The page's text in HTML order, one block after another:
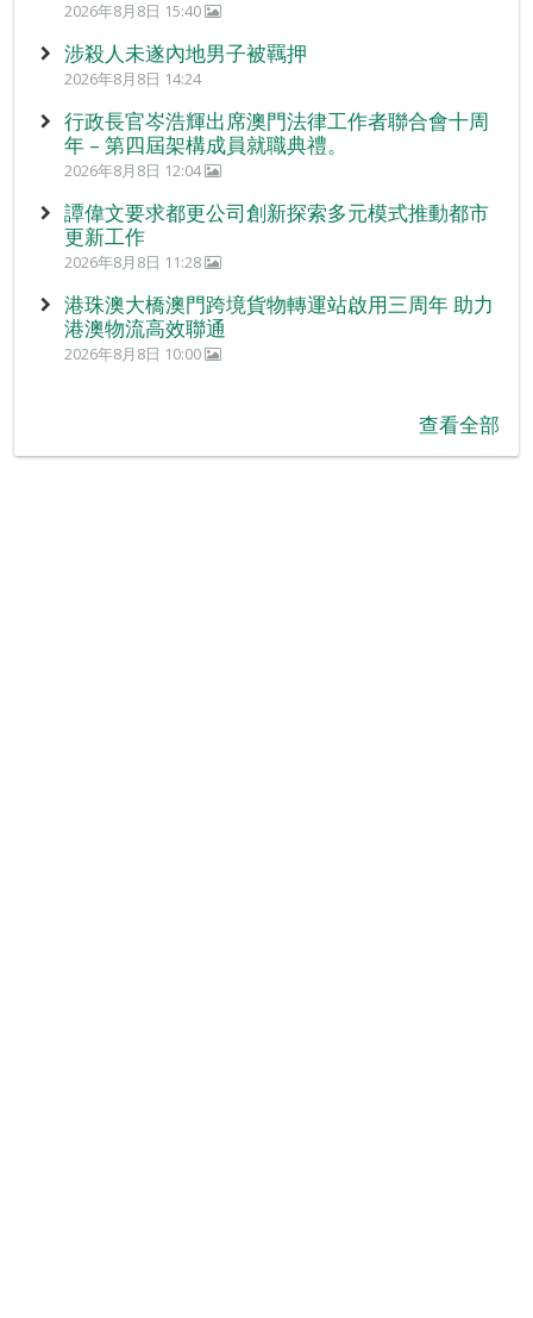
2026年8月8日 15:40
涉殺人未遂內地男子被羈押
2026年8月8日 14:24
行政長官岑浩輝出席澳門法律工作者聯合會十周
年 – 第四屆架構成員就職典禮。
2026年8月8日 12:04
譚偉文要求都更公司創新探索多元模式推動都市
更新工作
2026年8月8日 11:28
港珠澳大橋澳門跨境貨物轉運站啟用三周年 助力
港澳物流高效聯通
2026年8月8日 10:00
查看全部